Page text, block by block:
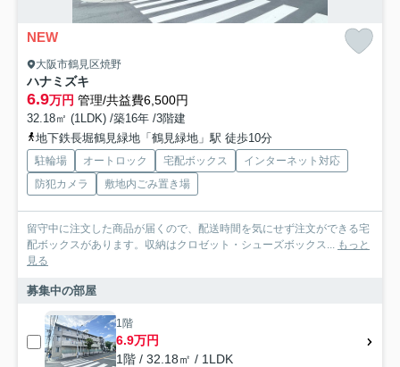
NEW
大阪市鶴見区焼野
ハナミズキ
6.9万円 管理/共益費6,500円
32.18㎡ (1LDK) /築16年 /3階建
地下鉄長堀鶴見緑地「鶴見緑地」駅 徒歩10分
駐輪場 オートロック 宅配ボックス
インターネット対応
防犯カメラ
敷地内ごみ置き場
留守中に注文した商品が届くので、配送時間を気にせず注文ができる宅
配ボックスがあります。収納はクロゼット・シューズボックス... もっと
見る
募集中の部屋
1階
6.9万円
1階 / 32.18㎡ / 1LDK